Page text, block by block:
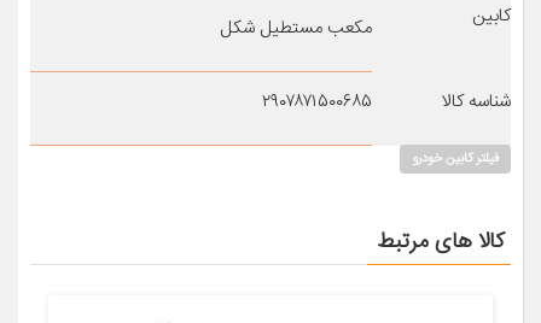
کابین
مکعب مستطیل شکل
شناسه کالا ۲۹۰۷۸۷۱۵۰۰۶۸۵
فیلتر کابین خودرو
کالا های مرتبط